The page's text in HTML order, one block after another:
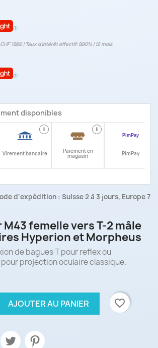
19.92 | Taux d‘intérêt effectif: 9.90% | 12 mois.
disponibles
i
Virement bancaire
i
Paiement en
magasin PimPay
d'expédition : Suisse 2 à 3 jours, Europe 7
femelle vers T-2 mâle
Hyperion et Morpheus
de bagues T pour reflex ou
pour projection oculaire classique.
AJOUTER AU PANIER favorite_border